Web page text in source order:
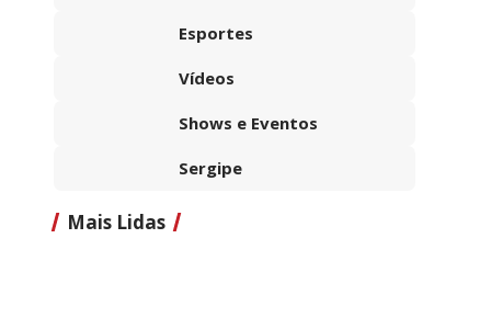
Esportes
Vídeos
Shows e Eventos
Sergipe
Mais Lidas